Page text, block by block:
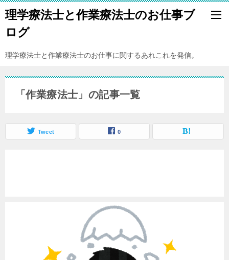
理学療法士と作業療法士のお仕事ブ
ログ
理学療法士と作業療法士のお仕事に関するあれこれを発信。
「作業療法士」の記事一覧
Tweet 0